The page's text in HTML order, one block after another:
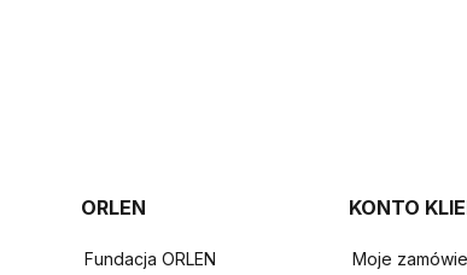
ORLEN
Fundacja ORLEN
KONTO
Moje